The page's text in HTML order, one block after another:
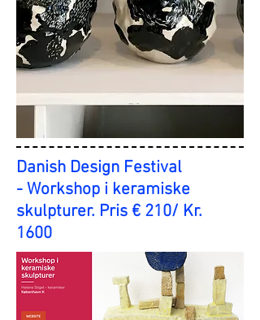
Danish Design Festival
- Workshop i keramiske
skulpturer. Pris € 210/ Kr.
1600